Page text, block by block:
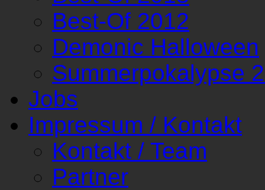
Best-Of 2012
Demonic Halloween
Summerpokalypse
Jobs
Impressum / Kontakt
Kontakt / Team
Partner